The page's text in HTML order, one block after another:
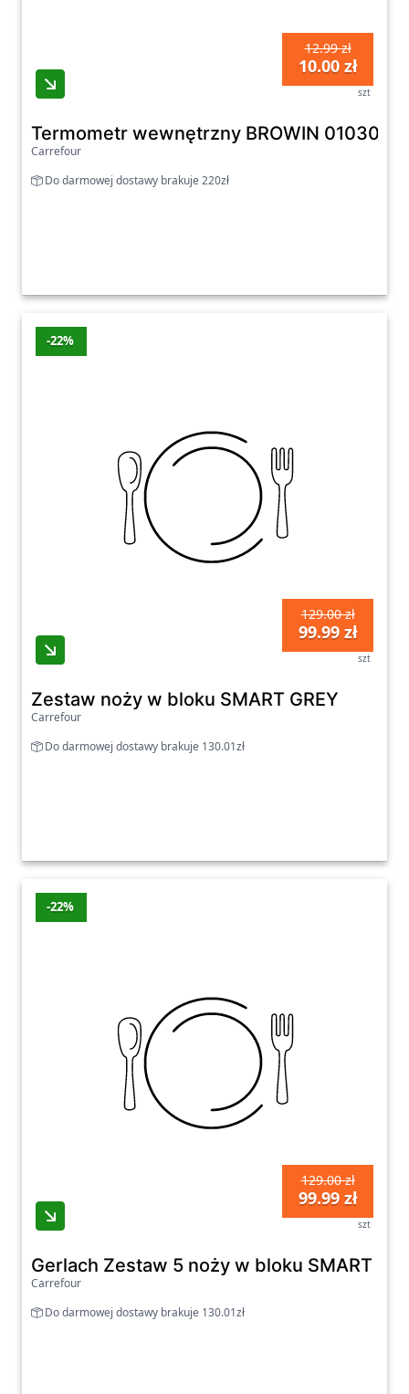
12.99 zł
10.00 zł
szt
Termometr wewnętrzny BROWIN 010300
Carrefour
Do darmowej dostawy brakuje 220zł
-22%
129.00 zł
99.99 zł
szt
Zestaw noży w bloku SMART GREY
Carrefour
Do darmowej dostawy brakuje 130.01zł
-22%
129.00 zł
99.99 zł
szt
Gerlach Zestaw 5 noży w bloku SMART
Carrefour
Do darmowej dostawy brakuje 130.01zł